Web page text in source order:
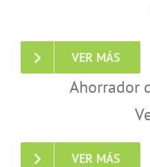
VER MÁS
Ahorrador
VER MÁS